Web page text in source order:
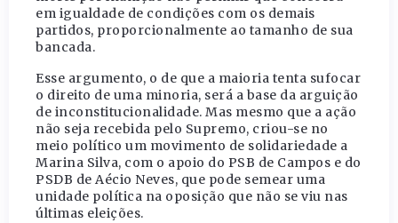
em igualdade de condições com os demais
partidos, proporcionalmente ao tamanho de sua
bancada.
Esse argumento, o de que a maioria tenta sufocar
o direito de uma minoria, será a base da arguição
de inconstitucionalidade. Mas mesmo que a ação
não seja recebida pelo Supremo, criou-se no
meio político um movimento de solidariedade a
Marina Silva, com o apoio do PSB de Campos e do
PSDB de Aécio Neves, que pode semear uma
unidade política na oposição que não se viu nas
últimas eleições.